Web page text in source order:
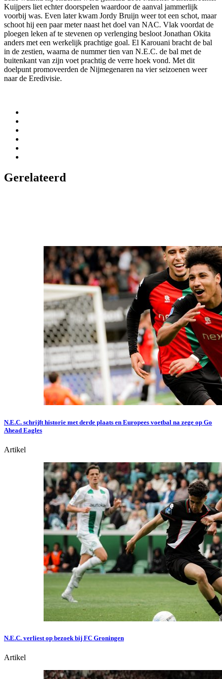
Kuijpers liet echter doorspelen waardoor de aanval jammerlijk
voorbij was. Even later kwam Jordy Bruijn weer tot een schot, maar
schoot hij een paar meter naast het doel van NAC. Vlak voordat de
ploegen leken af te stevenen op verlenging besloot Jonathan Okita
anders met een werkelijk prachtige goal. El Karouani bracht de bal
in de zestien, waarna de nummer tien van N.E.C. de bal met de
buitenkant van zijn voet prachtig de verre hoek vond. Met dit
doelpunt promoveerden de Nijmegenaren na vier seizoenen weer
naar de Eredivisie.
Gerelateerd
N.E.C. schrijft historie met derde plaats en Europees voetbal na zege op Go
Ahead Eagles
Artikel
N.E.C. verliest op bezoek bij FC Groningen
Artikel